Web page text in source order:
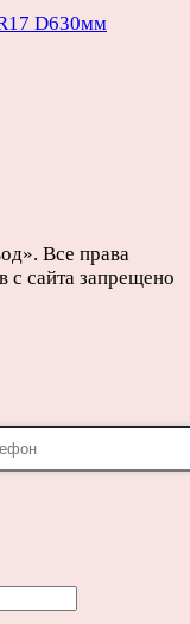
D630мм
Все права
с сайта запрещено